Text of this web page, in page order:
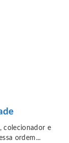
colecionador e
ordem...